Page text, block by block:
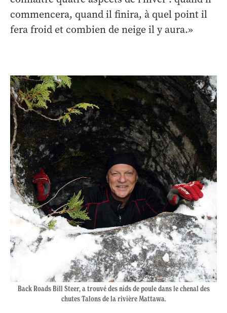
commencera, quand il finira, à quel point il
fera froid et combien de neige il y aura.»
Back Roads Bill Steer, a trouvé des nids de poule dans le chenal des
chutes Talons de la rivière Mattawa.